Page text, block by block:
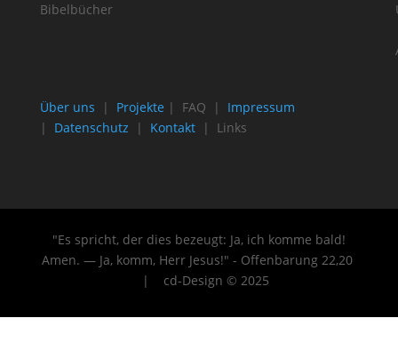
Bibelbücher
Über uns | Projekte | FAQ | Impressum
| Datenschutz | Kontakt| Links
"Es spricht, der dies bezeugt: Ja, ich komme bald!
Amen. — Ja, komm, Herr Jesus!" - Offenbarung 22,20
| cd-Design © 2025